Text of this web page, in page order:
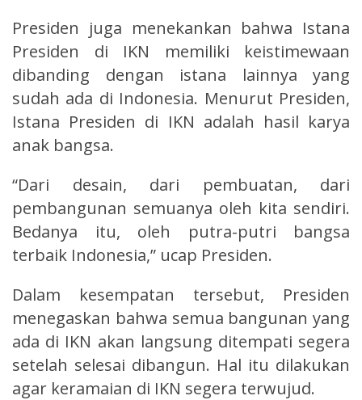
Presiden juga menekankan bahwa Istana
Presiden di IKN memiliki keistimewaan
dibanding dengan istana lainnya yang
sudah ada di Indonesia. Menurut Presiden,
Istana Presiden di IKN adalah hasil karya
anak bangsa.
“Dari desain, dari pembuatan, dari
pembangunan semuanya oleh kita sendiri.
Bedanya itu, oleh putra-putri bangsa
terbaik Indonesia,” ucap Presiden.
Dalam kesempatan tersebut, Presiden
menegaskan bahwa semua bangunan yang
ada di IKN akan langsung ditempati segera
setelah selesai dibangun. Hal itu dilakukan
agar keramaian di IKN segera terwujud.